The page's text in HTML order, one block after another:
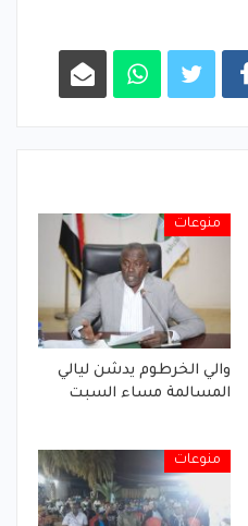
منوعات
والي الخرطوم يدشن ليالي
المسالمة مساء السبت
منوعات